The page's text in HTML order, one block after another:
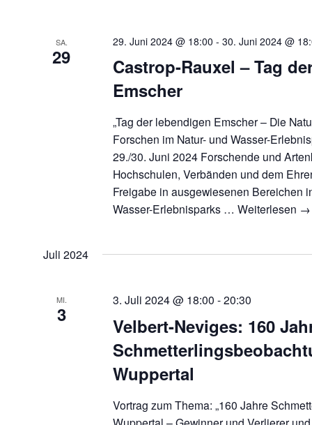
SA.
29
Castrop-Rauxel – Tag
Emscher
29. Juni 2024 @ 18:00 -30. Juni 2024 @
„Tag der lebendigen Emscher – Die
Forschen im Natur- und Wasser-
29./30. Juni 2024 Forschende und
Hochschulen, Verbänden und dem
Freigabe in ausgewiesenen Bereichen
Wasser-Erlebnisparks …Weiterlesen →
Juli 2024
MI.
3
Velbert-Neviges: 160
Wuppertal
3. Juli 2024 @ 18:00 -20:30
Vortrag zum Thema: „160 Jahre